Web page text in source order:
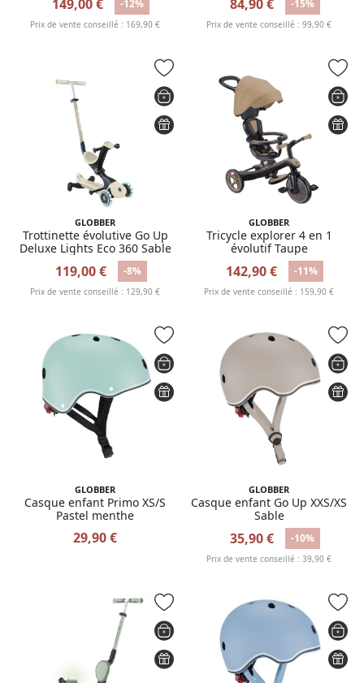
149,00 € -12%
Prix de vente conseillé : 169,90 €
84,90 € -15%
Prix de vente conseillé : 99,90 €
GLOBBER
Trottinette évolutive Go Up
Deluxe Lights Eco 360 Sable
119,00 € -8%
Prix de vente conseillé : 129,90 €
GLOBBER
Tricycle explorer 4 en 1
évolutif Taupe
142,90 € -11%
Prix de vente conseillé : 159,90 €
GLOBBER
Casque enfant Primo XS/S
Pastel menthe
29,90 €
GLOBBER
Casque enfant Go Up XXS/XS
Sable
35,90 € -10%
Prix de vente conseillé : 39,90 €